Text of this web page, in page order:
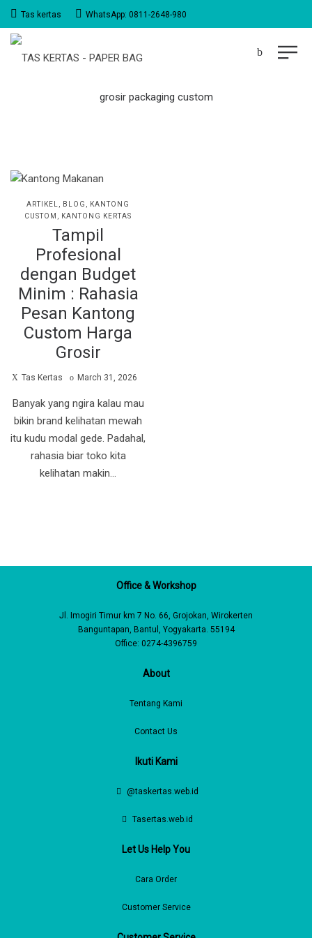
Tas kertas WhatsApp: 0811-2648-980
grosir packaging custom
POSTED
IN
ARTIKEL BLOG
KANTONG
CUSTOM
KANTONG KERTAS
Tampil
Profesional
dengan Budget
Minim : Rahasia
Pesan Kantong
Custom Harga
Grosir
by
Tas Kertas
Posted
March 31, 2026
Banyak yang ngira kalau mau
bikin brand kelihatan mewah
itu kudu modal gede. Padahal,
rahasia biar toko kita
kelihatan makin…
Office & Workshop
Jl. Imogiri Timur km 7 No. 66, Grojokan, Wirokerten
Banguntapan, Bantul, Yogyakarta. 55194
Office: 0274-4396759
About
Tentang Kami
Contact Us
Ikuti Kami
@taskertas.web.id
Tasertas.web.id
Let Us Help You
Cara Order
Customer Service